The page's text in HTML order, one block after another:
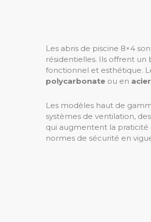
Les abris de piscine 8×4
résidentielles. Ils offrent
fonctionnel et esthétique.
polycarbonate ou en
Les modèles haut de
systèmes de ventilation,
qui augmentent la praticité
normes de sécurité en